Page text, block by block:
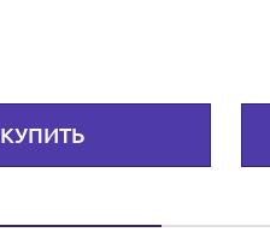
КУПИТЬ